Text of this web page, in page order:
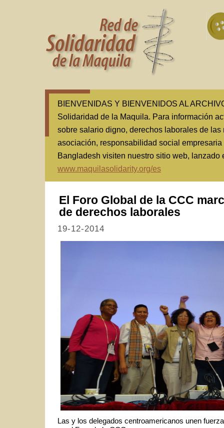
BIENVENIDAS Y BIENVENIDOS AL
Solidaridad de la Maquila. Para información
sobre salario digno, derechos laborales de las
asociación, responsabilidad social
Bangladesh visiten nuestro sitio web, lanzado
www.maquilasolidarity.org/es
El Foro Global de la CCC
de derechos laborales
19-12-2014
Las y los delegados centroamericanos unen